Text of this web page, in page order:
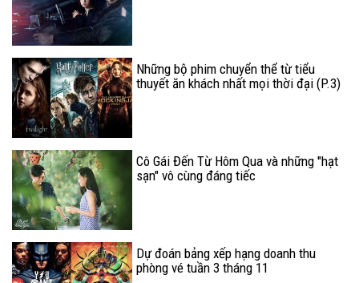
Những bộ phim chuyển thể từ tiểu
thuyết ăn khách nhất mọi thời đại (P.3)
Cô Gái Đến Từ Hôm Qua và những "hạt
sạn" vô cùng đáng tiếc
Dự đoán bảng xếp hạng doanh thu
phòng vé tuần 3 tháng 11